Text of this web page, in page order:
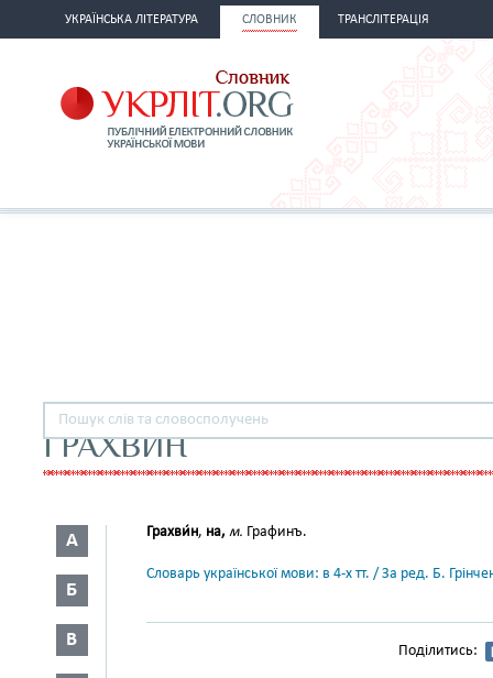
УКРАЇНСЬКА ЛІТЕРАТУРА СЛОВНИК ТРАНСЛІТЕРАЦІЯ
ГРАХВИН
А
Б
В
Грахви́н, на, м. Графинъ.
Словарь української мови: в 4-х тт. / За ред. Б.
Поділитись: